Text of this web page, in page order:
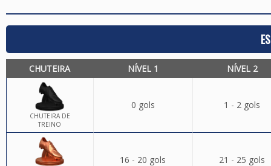
CHUTEIRA NÍVEL 1 NÍVEL 2
CHUTEIRA DE
TREINO
0 gols 1 - 2 gols
16 - 20 gols 21 - 25 gols